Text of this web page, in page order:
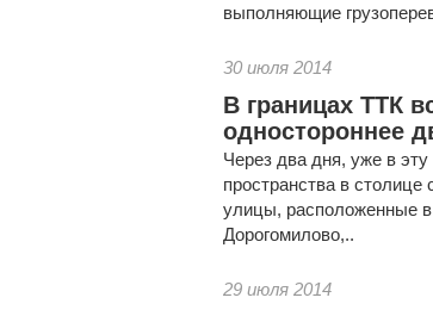
выполняющие
30 июля 2014
В границах ТТК
одностороннее
Через два дня, уже в эту
пространства в столице
улицы, расположенные в
Дорогомилово,..
29 июля 2014